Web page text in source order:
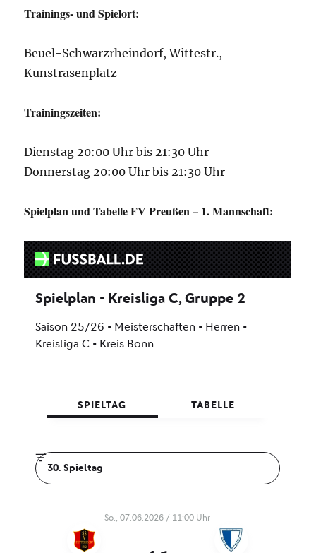
Trainings- und Spielort:
Beuel-Schwarzrheindorf, Wittestr.,
Kunstrasenplatz
Trainingszeiten:
Dienstag 20:00 Uhr bis 21:30 Uhr
Donnerstag 20:00 Uhr bis 21:30 Uhr
Spielplan und Tabelle FV Preußen – 1. Mannschaft: